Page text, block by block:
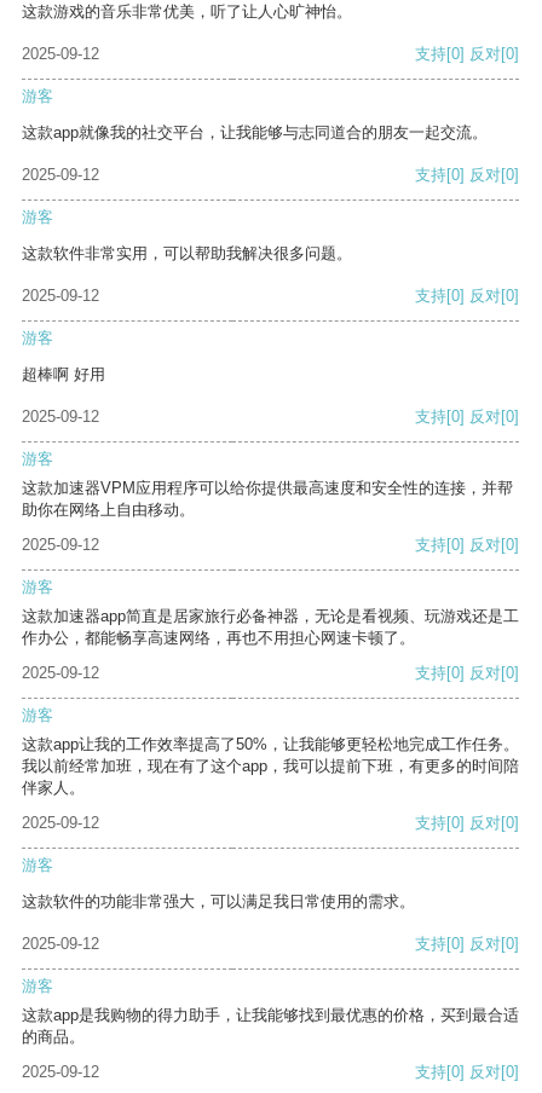
这款游戏的音乐非常优美，听了让人心旷神怡。
2025-09-12 支持[0] 反对[0]
游客
这款app就像我的社交平台，让我能够与志同道合的朋友一起交流。
2025-09-12 支持[0] 反对[0]
游客
这款软件非常实用，可以帮助我解决很多问题。
2025-09-12 支持[0] 反对[0]
游客
超棒啊 好用
2025-09-12 支持[0] 反对[0]
游客
这款加速器VPM应用程序可以给你提供最高速度和安全性的连接，并帮
助你在网络上自由移动。
2025-09-12
支持[0] 反对[0]
游客
这款加速器app简直是居家旅行必备神器，无论是看视频、玩游戏还是工
作办公，都能畅享高速网络，再也不用担心网速卡顿了。
2025-09-12
支持[0] 反对[0]
游客
这款app让我的工作效率提高了50%，让我能够更轻松地完成工作任务。
我以前经常加班，现在有了这个app，我可以提前下班，有更多的时间陪
伴家人。
2025-09-12
支持[0] 反对[0]
游客
这款软件的功能非常强大，可以满足我日常使用的需求。
2025-09-12 支持[0] 反对[0]
游客
这款app是我购物的得力助手，让我能够找到最优惠的价格，买到最合适
的商品。
2025-09-12
支持[0] 反对[0]